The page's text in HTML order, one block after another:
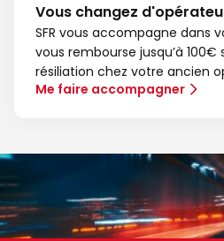
Vous changez
SFR vous accompagne dans
vous rembourse jusqu’à 100€
résiliation chez votre ancien
Me faire accompagner